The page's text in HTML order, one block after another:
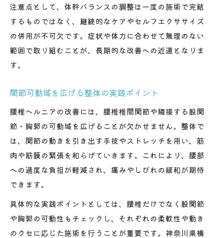
注意点として、体幹バランスの調整は一度の施術で完結
するものではなく、継続的なケアやセルフエクササイズ
の併用が不可欠です。症状や体力に合わせて無理のない
範囲で取り組むことが、長期的な改善への近道となりま
す。
関節可動域を広げる整体の実践ポイント
腰椎ヘルニアの改善には、腰椎椎間関節や隣接する股関
節・胸郭の可動域を広げることが欠かせません。整体で
は、関節の動きを引き出す手技やストレッチを用い、筋
肉や筋膜の緊張を和らげていきます。これにより、腰部
への過度な負担が軽減され、痛みやしびれの緩和が期待
できます。
具体的な実践ポイントとしては、腰椎だけでなく股関節
や胸郭の可動性もチェックし、それぞれの柔軟性や動き
のクセに応じた施術を行うことが重要です。神奈川県横